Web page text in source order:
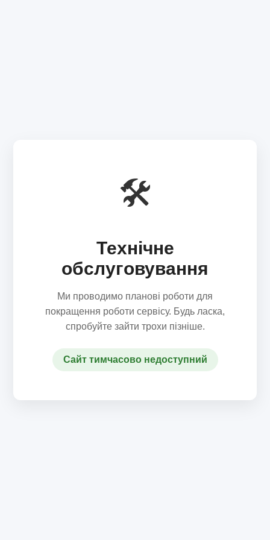
🛠️
Технічне
обслуговування
Ми проводимо планові роботи для
покращення роботи сервісу. Будь ласка,
спробуйте зайти трохи пізніше.
Сайт тимчасово недоступний